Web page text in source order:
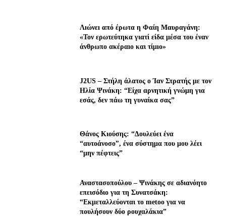
Λıώνεı από έρωτα η Φαίη Μαυραγάνη:
«Τον ερωτεύτηκα γιατί είδα μέσα του έναν
άνθρωπο ακέραıο και τίμıο»
J2US – Στήλη άλατος ο Ίαν Στρατής με τον
Ηλία Ψινάκη: “Είχα αρνητική γνώμη για
εσάς, δεν πάω τη γυναίκα σας”
Θάνος Κιούσης: “Δουλεύει ένα
“αυτοάνοσο”, ένα σύστημα που μου λέει
“μην πέφτεις”
Αναστασοπούλου – Ψινάκης σε αδιανόητο
επεισόδιο για τη Συνατσάκη:
“Εκμεταλλεύονται το metoo για να
πουλήσουν δύο ρουχαλάκια”